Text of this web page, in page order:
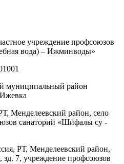
учреждение профсоюзов
вода) – Ижминводы»
муниципальный район
Менделеевский район, село
санаторий «Шифалы су -
РТ, Менделеевский район,
7, учреждение профсоюзов